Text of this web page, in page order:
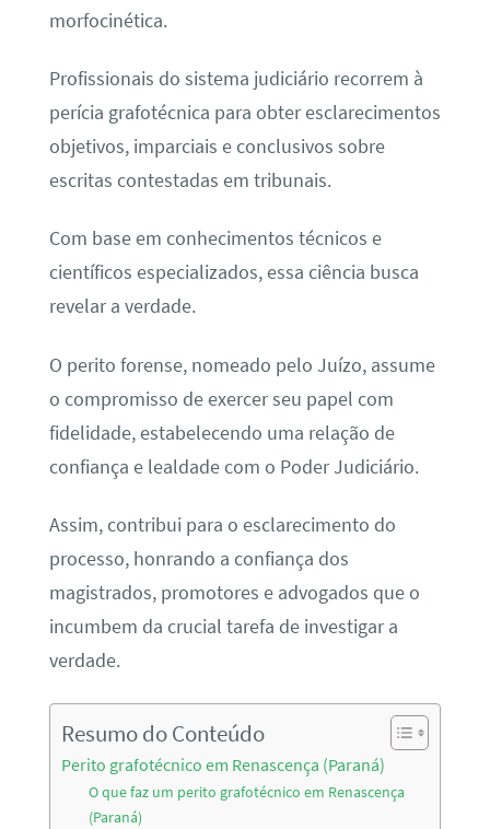
morfocinética.
Profissionais do sistema judiciário recorrem à
perícia grafotécnica para obter esclarecimentos
objetivos, imparciais e conclusivos sobre
escritas contestadas em tribunais.
Com base em conhecimentos técnicos e
científicos especializados, essa ciência busca
revelar a verdade.
O perito forense, nomeado pelo Juízo, assume
o compromisso de exercer seu papel com
fidelidade, estabelecendo uma relação de
confiança e lealdade com o Poder Judiciário.
Assim, contribui para o esclarecimento do
processo, honrando a confiança dos
magistrados, promotores e advogados que o
incumbem da crucial tarefa de investigar a
verdade.
Resumo do Conteúdo
Perito grafotécnico em Renascença (Paraná)
O que faz um perito grafotécnico em Renascença
(Paraná)